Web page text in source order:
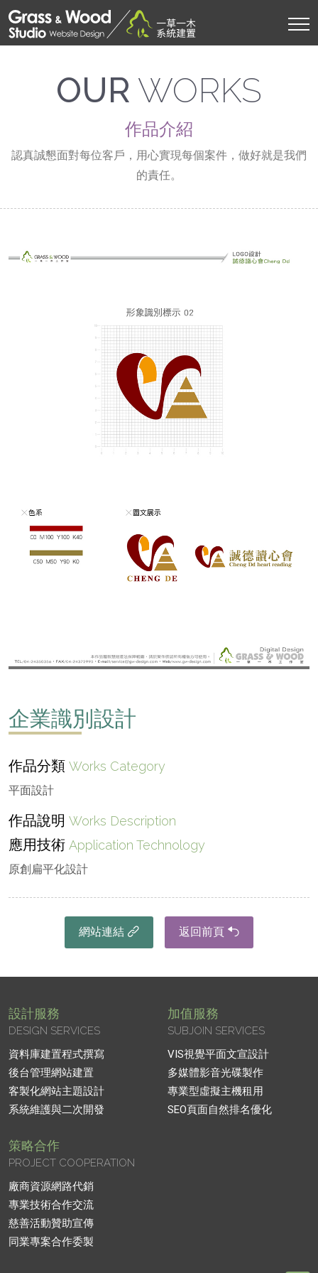
OUR WORKS
作品介紹
認真誠懇面對每位客戶，用心實現每個案件，做好就是我們
的責任。
企業識別設計
作品分類 Works Category
平面設計
作品說明 Works Description
應用技術 Application Technology
原創扁平化設計
網站連結 返回前頁
設計服務
DESIGN SERVICES
資料庫建置程式撰寫
後台管理網站建置
客製化網站主題設計
系統維護與二次開發
加值服務
SUBJOIN SERVICES
VIS視覺平面文宣設計
多媒體影音光碟製作
專業型虛擬主機租用
SEO頁面自然排名優化
策略合作
PROJECT COOPERATION
廠商資源網路代銷
專業技術合作交流
慈善活動贊助宣傳
同業專案合作委製